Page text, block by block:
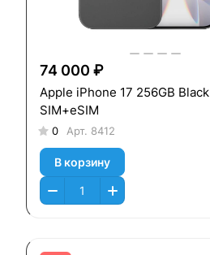
74 000 ₽
Apple iPhone 17 256GB Black
SIM+eSIM
0 Арт. 8412
В корзину